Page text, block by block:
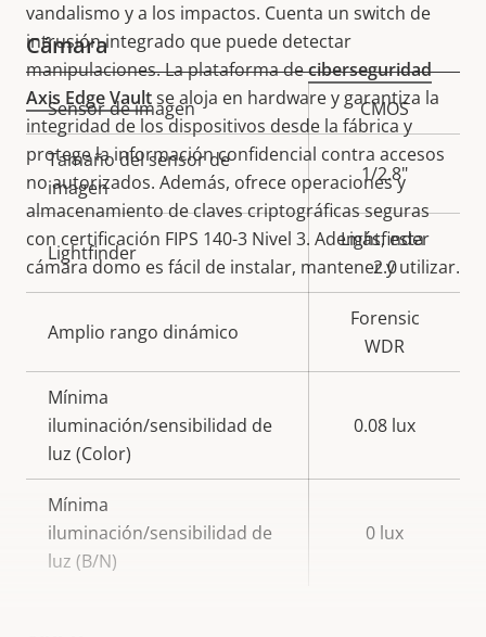
vandalismo y a los impactos. Cuenta un switch de
intrusión integrado que puede detectar
manipulaciones. La plataforma deciberseguridad
Axis Edge Vaultse aloja en hardware y garantiza la
integridad de los dispositivos desde la fábrica y
protege la información confidencial contra accesos
no autorizados. Además, ofrece operaciones y
almacenamiento de claves criptográficas seguras
con certificación FIPS 140-3 Nivel 3. Además, esta
cámara domo es fácil de instalar, mantener y utilizar.
Cámara
Descripción
de
propiedad
Valor de
la
propiedad
Sensor de imagen CMOS
Tamaño del sensor de
imagen
1/2.8"
Lightfinder
Lightfinder
2.0
Amplio rango dinámico
Forensic
WDR
Mínima
iluminación/sensibilidad de
luz (Color)
0.08 lux
Mínima
iluminación/sensibilidad de
luz (B/N)
0 lux